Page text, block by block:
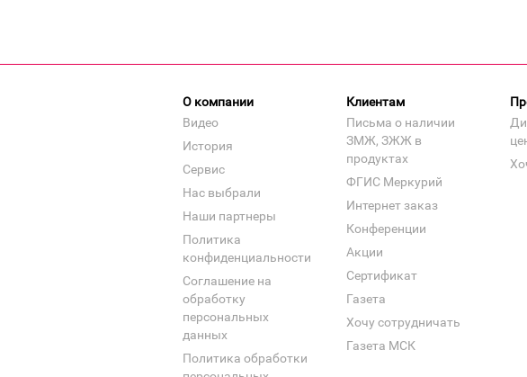
О компании
Видео
История
Сервис
Нас выбрали
Наши партнеры
Политика
конфиденциальности
Соглашение на
обработку
персональных
данных
Политика обработки
Клиентам
Письма о наличии
ЗМЖ, ЗЖЖ в
продуктах
ФГИС Меркурий
Интернет заказ
Конференции
Акции
Сертификат
Газета
Хочу сотрудничать
Газета МСК